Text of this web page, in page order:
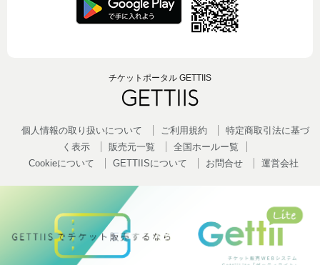
チケットポータル GETTIIS
個人情報の取り扱いについて ご利用規約
特定商取引法に基づ
く表示
販売元一覧
全国ホールー覧
Cookieについて
GETTIISについて お問合せ 運営会社